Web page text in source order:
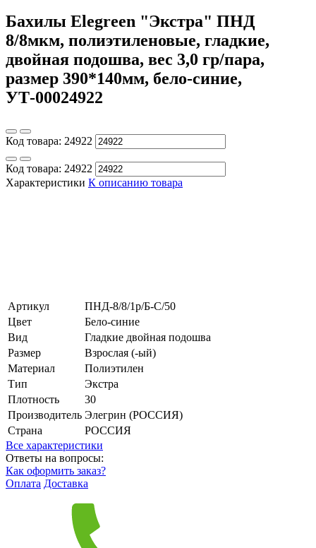
Бахилы Elegreen "Экстра" ПНД
8/8мкм, полиэтиленовые, гладкие,
двойная подошва, вес 3,0 гр/пара,
размер 390*140мм, бело-синие,
УТ-00024922
Код товара: 24922
Код товара: 24922
Характеристики К описанию товара
Артикул
ПНД-8/8/1р/Б-С/50
Цвет
Бело-синие
Вид
Гладкие двойная подошва
Размер
Взрослая (-ый)
Материал
Полиэтилен
Тип
Экстра
Плотность
30
Производитель Элегрин (РОССИЯ)
Страна
РОССИЯ
Все характеристики
Ответы на вопросы:
Как оформить заказ?
Оплата Доставка